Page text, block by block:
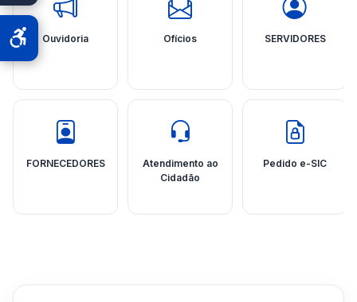
Ouvidoria
FORNECEDORES
Ofícios
Atendimento ao
Cidadão
SERVIDORES
Pedido e-SIC